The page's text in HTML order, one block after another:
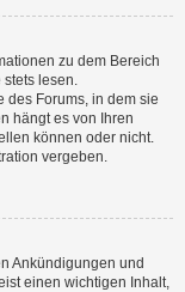
zu dem Bereich
stets lesen.
des Forums, in dem sie
hängt es von Ihren
können oder nicht.
vergeben.
Ankündigungen und
einen wichtigen Inhalt,